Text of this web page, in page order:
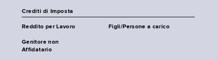
Crediti di Imposta
Reddito per Lavoro Figli/Persone a carico
Genitore non
Affidatario